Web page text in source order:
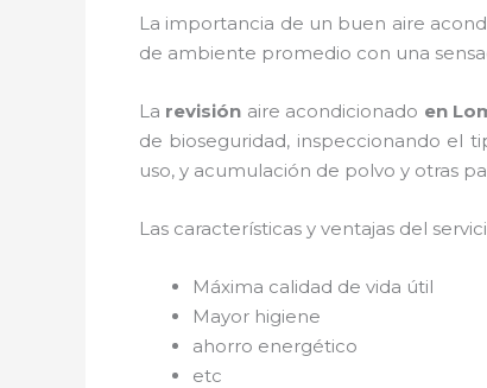
La importancia de un buen aire
de ambiente promedio con una
La revisión aire acondicionado en
de bioseguridad, inspeccionando el
uso, y acumulación de polvo y otras
Las características y ventajas del
Máxima calidad de vida útil
Mayor higiene
ahorro energético
etc